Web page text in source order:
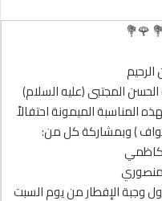
🌹💐
المجتبى (علیه السلام)
المناسبة الميمونة احتفالاً
) وبمشاركة كل من:
وجبة الإفطار من يوم السبت